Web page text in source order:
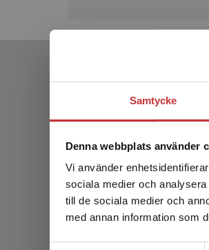
Samtycke
Denna webbplats använder
Vi använder
sociala medier och
till de sociala medier och
med annan information som